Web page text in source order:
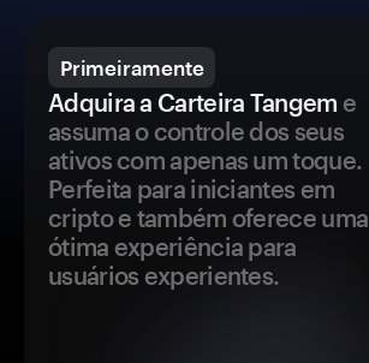
Primeiramente
Adquira a Carteira Tangem e
assuma o controle dos seus
ativos com apenas um toque.
Perfeita para iniciantes em
cripto e também oferece uma
ótima experiência para
usuários experientes.